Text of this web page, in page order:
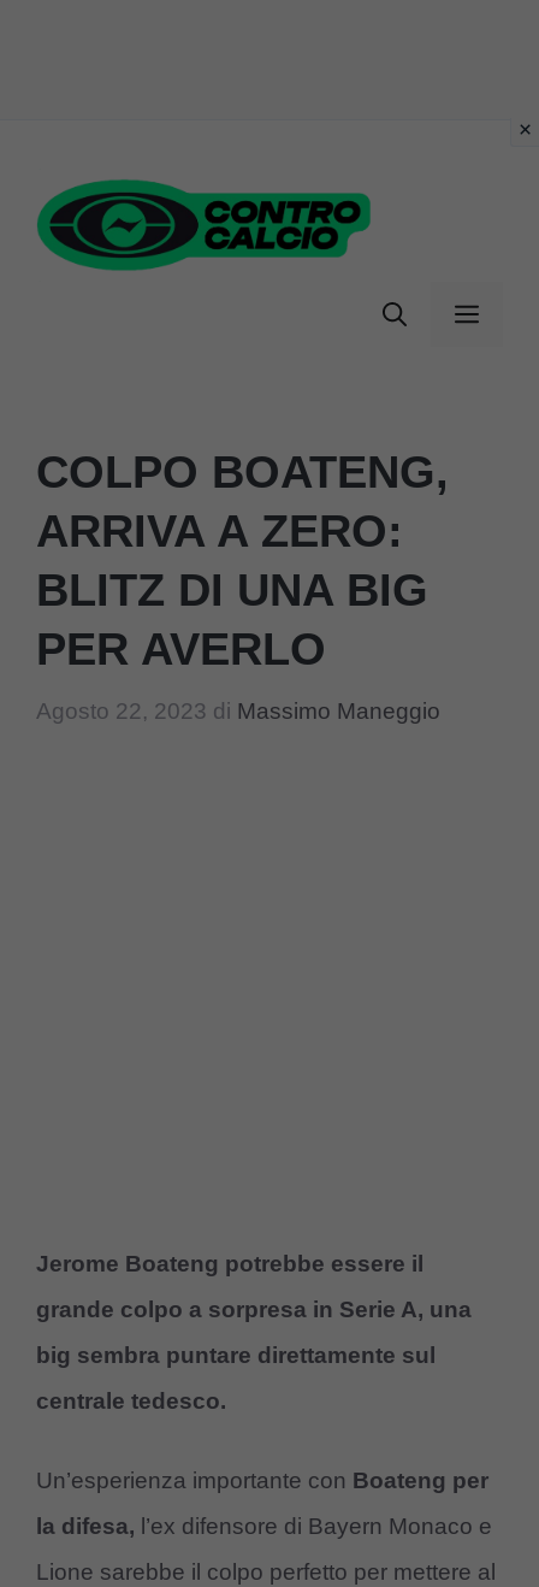
contenuto
Menu
COLPO BOATENG,
ARRIVA A ZERO:
BLITZ DI UNA BIG
PER AVERLO
Agosto 22, 2023 di Massimo Maneggio
Jerome Boateng potrebbe essere il
grande colpo a sorpresa in Serie A, una
big sembra puntare direttamente sul
centrale tedesco.
Un’esperienza importante con Boateng per
la difesa, l’ex difensore di Bayern Monaco e
Lione sarebbe il colpo perfetto per mettere al